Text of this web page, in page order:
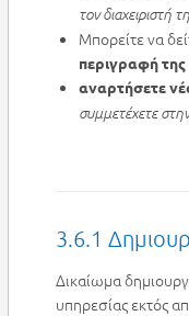
τον διαχειριστή
Μπορείτε να
περιγραφή
αναρτήσετε
συμμετέχετε
3.6.1
Δικαίωμα
υπηρεσίας εκτός